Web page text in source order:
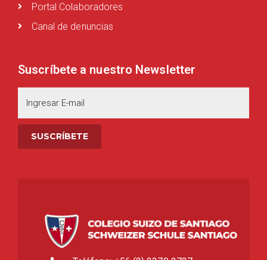
Portal Colaboradores
Canal de denuncias
Suscríbete a nuestro Newsletter